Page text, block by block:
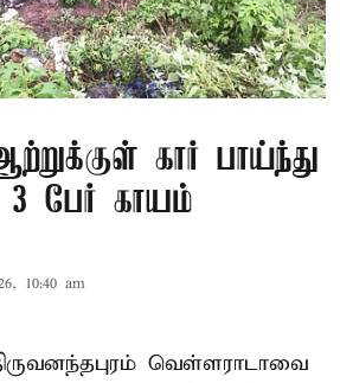
கார் பாய்ந்து
3 பேர் காயம்
10:40 am
வெள்ளராடாவை